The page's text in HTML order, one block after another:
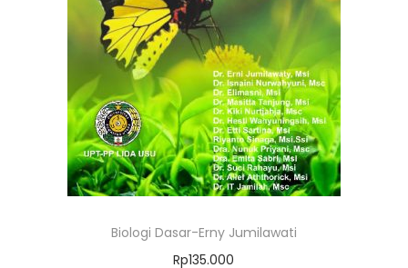
Biologi Dasar-Erny Jumilawati
Rp135.000